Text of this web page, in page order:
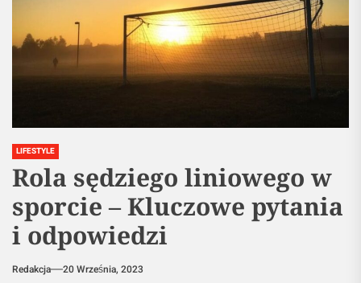
LIFESTYLE
Rola sędziego liniowego w
sporcie – Kluczowe pytania
i odpowiedzi
Redakcja 20 Września, 2023